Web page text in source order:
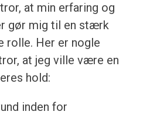
at min erfaring og
gør mig til en stærk
rolle. Her er nogle
at jeg ville være en
hold:
inden for